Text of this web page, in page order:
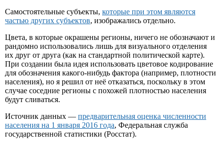
Самостоятельные субъекты, которые при этом являются
частью других субъектов, изображались отдельно.
Цвета, в которые окрашены регионы, ничего не обозначают и
рандомно использовались лишь для визуального отделения
их друг от друга (как на стандартной политической карте).
При создании была идея использовать цветовое кодирование
для обозначения какого-нибудь фактора (например, плотности
населения), но я решил от неё отказаться, поскольку в этом
случае соседние регионы с похожей плотностью населения
будут сливаться.
Источник данных — предварительная оценка численности
населения на 1 января 2016 года, Федеральная служба
государственной статистики (Росстат).